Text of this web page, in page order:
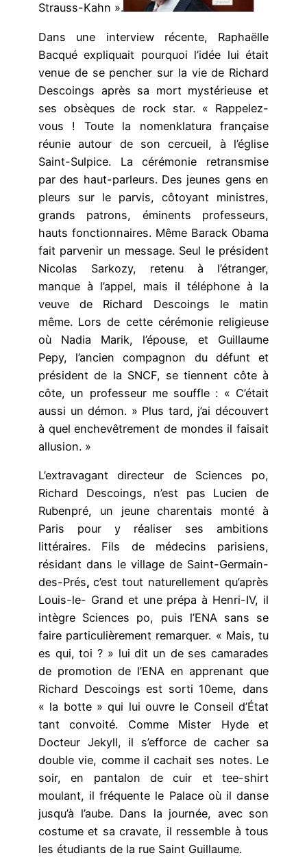
Strauss-Kahn ».
Dans une interview récente, Raphaëlle
Bacqué expliquait pourquoi l’idée lui était
venue de se pencher sur la vie de Richard
Descoings après sa mort mystérieuse et
ses obsèques de rock star. « Rappelez-
vous ! Toute la nomenklatura française
réunie autour de son cercueil, à l’église
Saint-Sulpice. La cérémonie retransmise
par des haut-parleurs. Des jeunes gens en
pleurs sur le parvis, côtoyant ministres,
grands patrons, éminents professeurs,
hauts fonctionnaires. Même Barack Obama
fait parvenir un message. Seul le président
Nicolas Sarkozy, retenu à l’étranger,
manque à l’appel, mais il téléphone à la
veuve de Richard Descoings le matin
même. Lors de cette cérémonie religieuse
où Nadia Marik, l’épouse, et Guillaume
Pepy, l’ancien compagnon du défunt et
président de la SNCF, se tiennent côte à
côte, un professeur me souffle : « C’était
aussi un démon. » Plus tard, j’ai découvert
à quel enchevêtrement de mondes il faisait
allusion. »
L’extravagant directeur de Sciences po,
Richard Descoings, n’est pas Lucien de
Rubenpré, un jeune charentais monté à
Paris pour y réaliser ses ambitions
littéraires. Fils de médecins parisiens,
résidant dans le village de Saint-Germain-
des-Prés, c’est tout naturellement qu’après
Louis-le- Grand et une prépa à Henri-IV, il
intègre Sciences po, puis l’ENA sans se
faire particulièrement remarquer. « Mais, tu
es qui, toi ? » lui dit un de ses camarades
de promotion de l’ENA en apprenant que
Richard Descoings est sorti 10eme, dans
« la botte » qui lui ouvre le Conseil d’État
tant convoité. Comme Mister Hyde et
Docteur Jekyll, il s’efforce de cacher sa
double vie, comme il cachait ses notes. Le
soir, en pantalon de cuir et tee-shirt
moulant, il fréquente le Palace où il danse
jusqu’à l’aube. Dans la journée, avec son
costume et sa cravate, il ressemble à tous
les étudiants de la rue Saint Guillaume.